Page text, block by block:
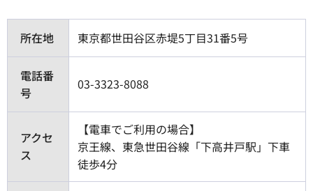
所在地 東京都世田谷区赤堤5丁目31番5号
電話番
号
03-3323-8088
アクセ
ス
【電車でご利用の場合】
京王線、東急世田谷線「下高井戸駅」下車
徒歩4分